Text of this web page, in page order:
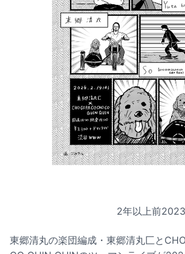
2年以上前
東郷清丸の楽団編成・東郷清丸匚と